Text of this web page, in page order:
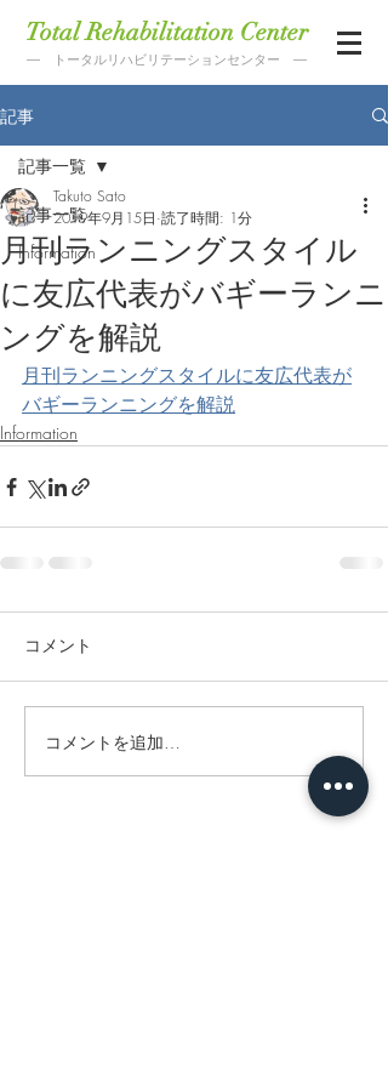
Total Rehabilitation Center
― トータルリハビリテーションセンター ―
記事
記事一覧
Information
記事一覧
月刊ランニングスタイル
に友広代表がバギーランニ
ングを解説
Takuto Sato
2019年9月15日 読了時間: 1分
月刊ランニングスタイルに友広代表が
バギーランニングを解説
Information
コメント
コメントを追加…